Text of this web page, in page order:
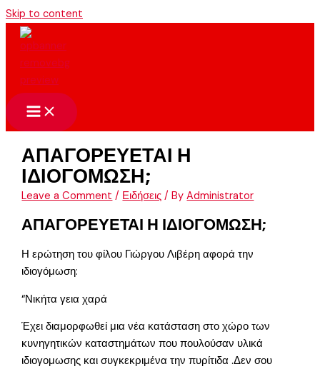
Skip to content
ΑΠΑΓΟΡΕΥΕΤΑΙ Η
ΙΔΙΟΓΟΜΩΣΗ;
Leave a Comment / Ειδήσεις / ByAdministrator
ΑΠΑΓΟΡΕΥΕΤΑΙ Η ΙΔΙΟΓΟΜΩΣΗ;
Η ερώτηση του φίλου Γιώργου Λιβέρη αφορά την
ιδιογόμωση:
“Νικήτα γεια χαρά
Έχει διαμορφωθεί μια νέα κατάσταση στο χώρο των
κυνηγητικών καταστημάτων που πουλούσαν υλικά
ιδιογομωσης και συγκεκριμένα την πυρίτιδα .Δεν σου